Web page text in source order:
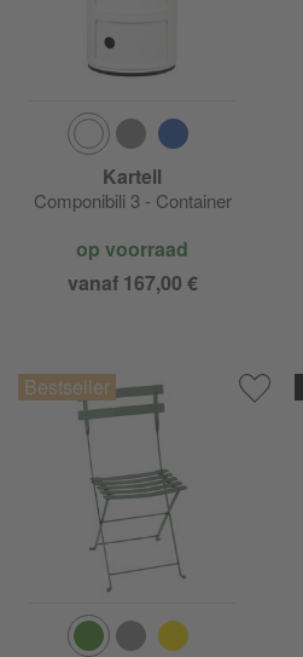
Kartell
Componibili 3 - Container
op voorraad
vanaf 167,00 €